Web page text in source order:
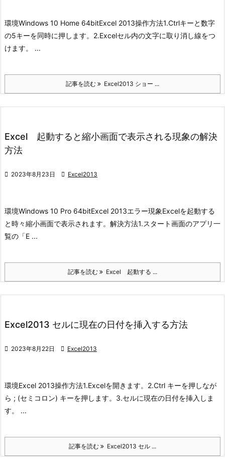
環境Windows 10 Home 64bitExcel 2013操作方法1.Ctrlキーと数字
の5キーを同時に押します。 2.Excelセル内の文字に取り消し線をつ
けます。 ...
記事を読む Excel2013 ショー ...
Excel 起動すると縮小画面で表示される現象の解決
方法
 2023年8月23日  Excel2013
環境Windows 10 Pro 64bitExcel 2013エラー現象Excelを起動する
と時々縮小画面で表示されます。 解決方法1.スタート画面のアプリ一
覧の「E ...
記事を読む Excel 起動する ...
Excel2013 セルに現在の日付を挿入する方法
 2023年8月22日  Excel2013
環境Excel 2013操作方法1.Excelを開きます。 2.Ctrl キーを押しなが
ら ; (セミコロン) キーを押します。 3.セルに現在の日付を挿入しま
す。 ...
記事を読む Excel2013 セル ...